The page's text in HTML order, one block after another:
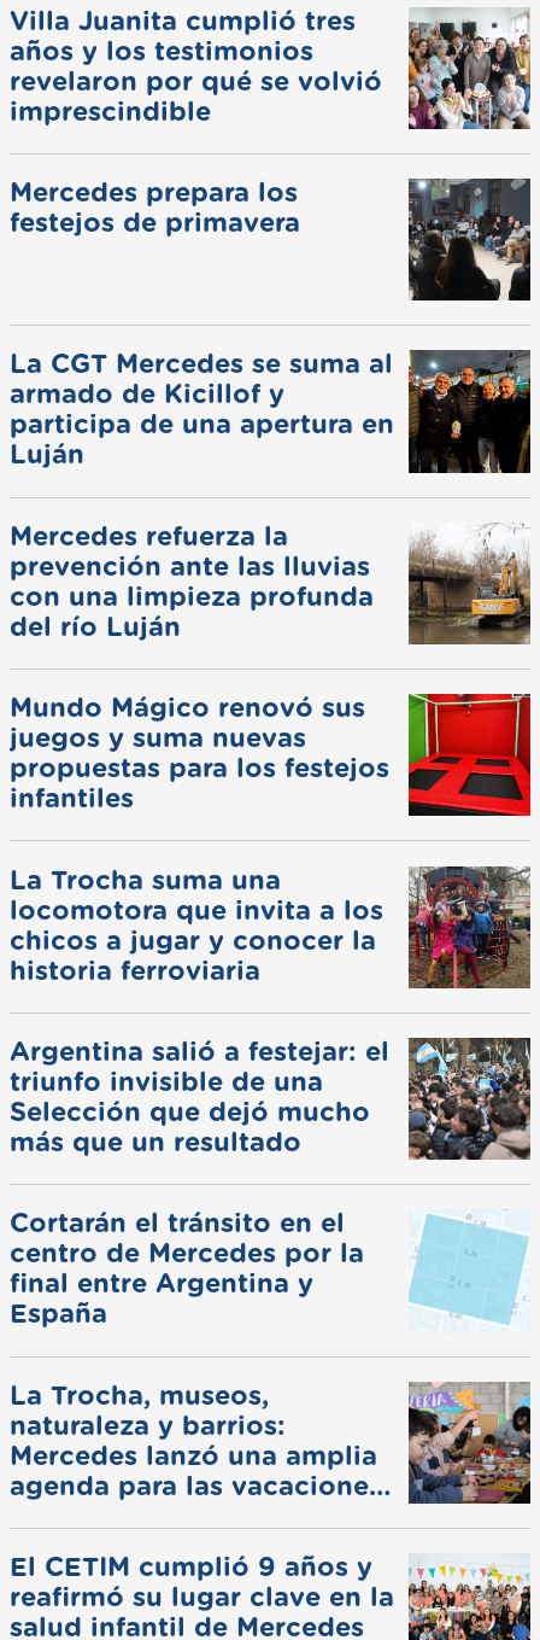
Villa Juanita cumplió tres
años y los testimonios
revelaron por qué se volvió
imprescindible
Mercedes prepara los
festejos de primavera
La CGT Mercedes se suma al
armado de Kicillof y
participa de una apertura en
Luján
Mercedes refuerza la
prevención ante las lluvias
con una limpieza profunda
del río Luján
Mundo Mágico renovó sus
juegos y suma nuevas
propuestas para los festejos
infantiles
La Trocha suma una
locomotora que invita a los
chicos a jugar y conocer la
historia ferroviaria
Argentina salió a festejar: el
triunfo invisible de una
Selección que dejó mucho
más que un resultado
Cortarán el tránsito en el
centro de Mercedes por la
final entre Argentina y
España
La Trocha, museos,
naturaleza y barrios:
Mercedes lanzó una amplia
agenda para las vacaciones
El CETIM cumplió 9 años y
reafirmó su lugar clave en la
salud infantil de Mercedes